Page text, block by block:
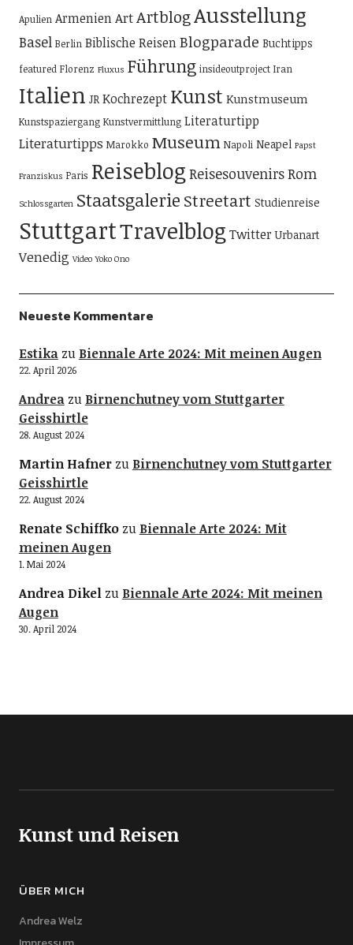
Apulien ArmenienArtArtblogAusstellung
Basel Berlin Biblische ReisenBlogparade Buchtipps
featured Florenz Fluxus Führung insideoutproject Iran
Italien JR Kochrezept Kunst Kunstmuseum
Kunstspaziergang Kunstvermittlung Literaturtipp
Literaturtipps Marokko Museum Napoli Neapel Papst
Franziskus Paris Reiseblog ReisesouvenirsRom
Schlossgarten Staatsgalerie Streetart Studienreise
StuttgartTravelblog Twitter Urbanart
Venedig Video Yoko Ono
Neueste Kommentare
Estikazu Biennale Arte 2024: Mit meinen Augen
22. April 2026
Andreazu Birnenchutney vom Stuttgarter
Geisshirtle
28. August 2024
Martin Hafnerzu Birnenchutney vom Stuttgarter
Geisshirtle
22. August 2024
Renate Schiffkozu Biennale Arte 2024: Mit
meinen Augen
1. Mai 2024
Andrea Dikelzu Biennale Arte 2024: Mit meinen
Augen
30. April 2024
Kunst und Reisen
ÜBER MICH
Andrea Welz